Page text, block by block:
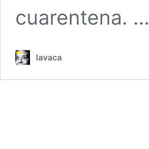
cuarentena. …
lavaca